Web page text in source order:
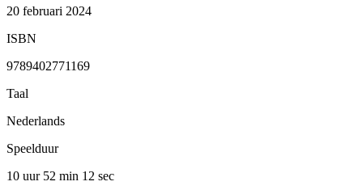
20 februari 2024
ISBN
9789402771169
Taal
Nederlands
Speelduur
10 uur 52 min 12 sec